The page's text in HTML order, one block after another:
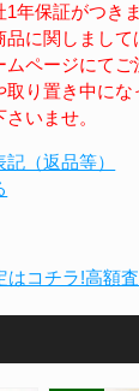
年保証がつきま
に関しまして
ページにてご
り置き中に
いませ。
（返品等）